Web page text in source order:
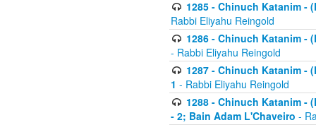
1285 - Chinuch Katanim -
Rabbi Eliyahu Reingold
1286 - Chinuch Katanim -
- Rabbi Eliyahu Reingold
1287 - Chinuch Katanim -
1 - Rabbi Eliyahu Reingold
1288 - Chinuch Katanim -
- 2; Bain Adam L'Chaveiro -